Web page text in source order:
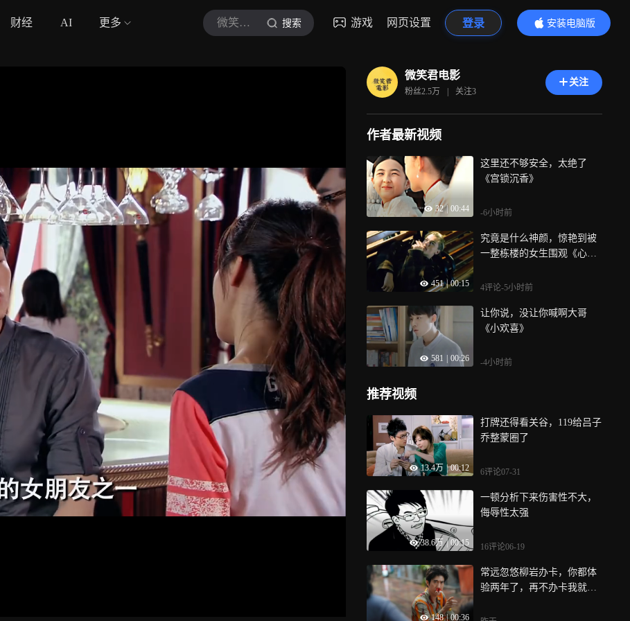
财经 AI 更多 微笑君电影 搜索 游戏 网页设置 登录
安装电脑版
内容更精彩
微笑君电影
粉丝2.5万 | 关注3
关注
作者最新视频
32 | 00:44
这里还不够安全，太绝了
《宫锁沉香》
-6小时前
451 | 00:15
究竟是什么神颜，惊艳到被
一整栋楼的女生围观《心之
4评论-5小时前
581 00:26
让你说，没让你喊啊大哥
《小欢喜》
-4小时前
推荐视频
13.4万 | 00:12
打牌还得看关谷，119给吕子
乔整蒙圈了
6评论07-31
38.6万 | 00:15
一顿分析下来伤害性不大，
侮辱性太强
16评论06-19
148 | 00:36
常远忽悠柳岩办卡，你都体
验两年了，再不办卡我就退